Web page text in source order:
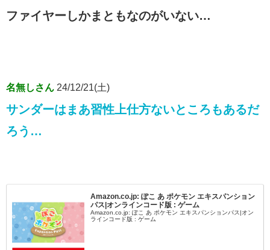
ファイヤーしかまともなのがいない…
名無しさん 24/12/21(土)
サンダーはまあ習性上仕方ないところもあるだ
ろう…
Amazon.co.jp: ぽこ あ ポケモン エキスパンション
パス|オンラインコード版 : ゲーム
Amazon.co.jp: ぽこ あ ポケモン エキスパンションパス|オン
ラインコード版 : ゲーム